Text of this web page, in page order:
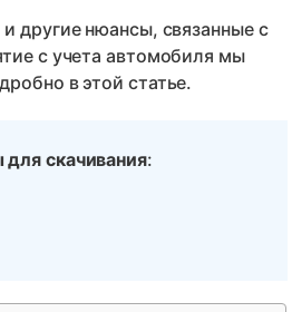
другие нюансы, связанные с
с учета автомобиля мы
в этой статье.
скачивания: